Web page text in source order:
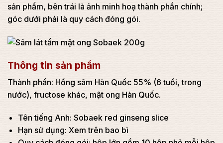
sản phẩm, bên trái là ảnh minh hoạ thành phần chính;
góc dưới phải là quy cách đóng gói.
Thông tin sản phẩm
Thành phần: Hồng sâm Hàn Quốc 55% (6 tuổi, trong
nước), fructose khác, mật ong Hàn Quốc.
Tên tiếng Anh: Sobaek red ginseng slice
Hạn sử dụng: Xem trên bao bì